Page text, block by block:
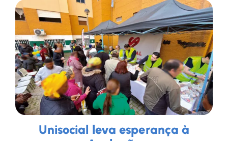
Unisocial leva esperança à